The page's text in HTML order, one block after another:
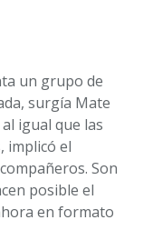
un grupo de
surgía Mate
igual que las
implicó el
Son
posible el
en formato